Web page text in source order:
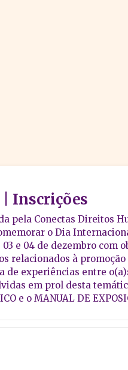
| Inscrições
pela Conectas Direitos
o Dia
03 e 04 de dezembro com
relacionados à
de experiências entre
em prol desta
e o MANUAL DE